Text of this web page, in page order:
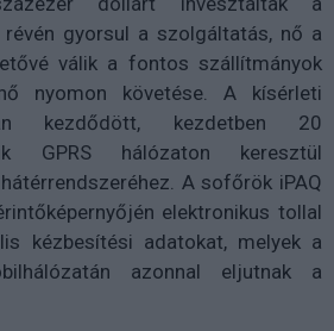
révén gyorsul a szolgáltatás, nő a
válik a fontos szállítmányok
nyomon követése. A kísérleti
kezdődött, kezdetben 20
GPRS hálózaton keresztül
A sofőrök iPAQ
elektronikus tollal
kézbesítési adatokat, melyek a
azonnal eljutnak a